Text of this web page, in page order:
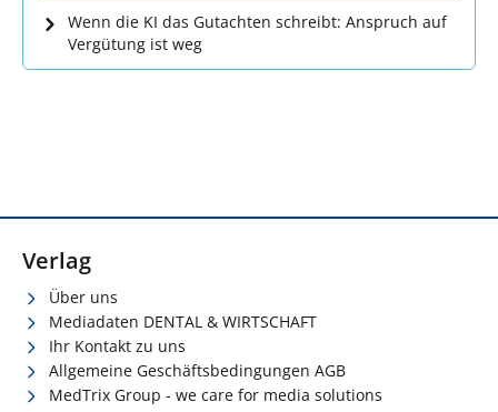
Wenn die KI das Gutachten schreibt: Anspruch auf
Vergütung ist weg
Verlag
Über uns
Mediadaten DENTAL & WIRTSCHAFT
Ihr Kontakt zu uns
Allgemeine Geschäftsbedingungen AGB
MedTrix Group - we care for media solutions